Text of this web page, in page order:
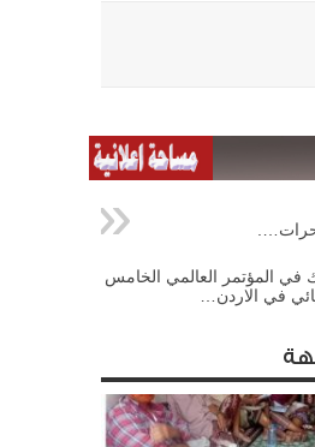
في المؤتمر العالمي الخامس
في الاردن…